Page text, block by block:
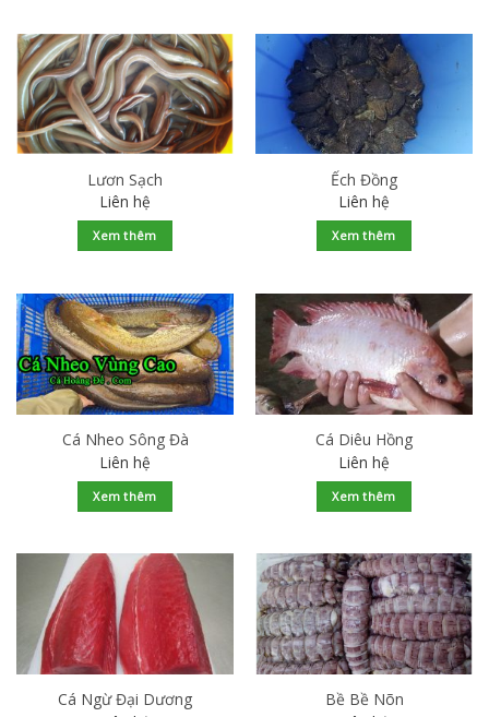
Lươn Sạch
Liên hệ
Xem thêm
Ếch Đồng
Liên hệ
Xem thêm
Cá Nheo Sông Đà
Liên hệ
Xem thêm
Cá Diêu Hồng
Liên hệ
Xem thêm
Cá Ngừ Đại Dương
Bề Bề Nõn